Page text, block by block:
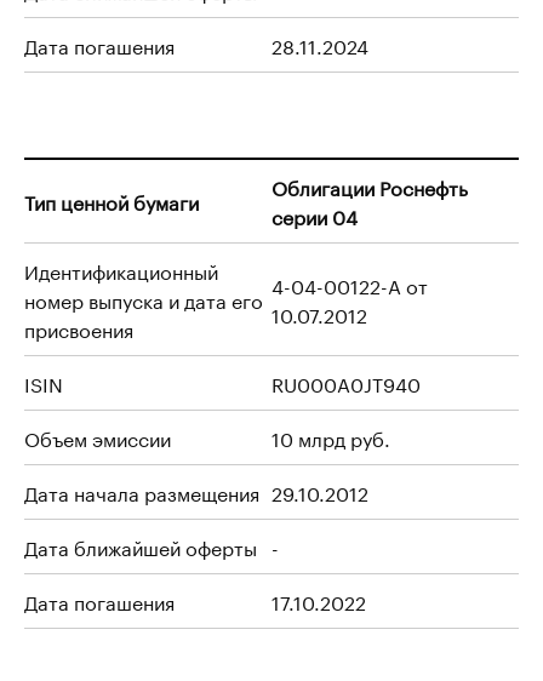
Дата погашения
28.11.2024
Тип ценной бумаги
Облигации Роснефть
серии 04
Идентификационный
номер выпуска и дата его
присвоения
4-04-00122-A от
10.07.2012
ISIN
RU000A0JT940
Объем эмиссии
10 млрд руб.
Дата начала размещения 29.10.2012
Дата ближайшей оферты -
Дата погашения
17.10.2022